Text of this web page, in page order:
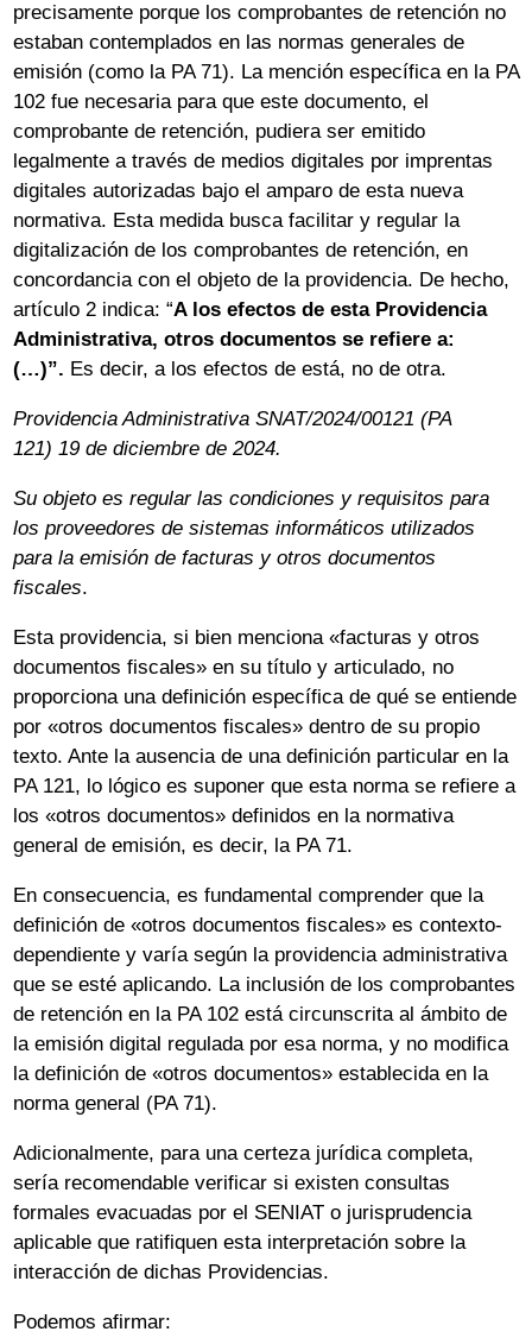
precisamente porque los comprobantes de retención no
estaban contemplados en las normas generales de
emisión (como la PA 71). La mención específica en la PA
102 fue necesaria para que este documento, el
comprobante de retención, pudiera ser emitido
legalmente a través de medios digitales por imprentas
digitales autorizadas bajo el amparo de esta nueva
normativa. Esta medida busca facilitar y regular la
digitalización de los comprobantes de retención, en
concordancia con el objeto de la providencia. De hecho,
artículo 2 indica: “A los efectos de esta Providencia
Administrativa, otros documentos se refiere a:
(…)”. Es decir, a los efectos de está, no de otra.
Providencia Administrativa SNAT/2024/00121 (PA
121) 19 de diciembre de 2024.
Su objeto es regular las condiciones y requisitos para
los proveedores de sistemas informáticos utilizados
para la emisión de facturas y otros documentos
fiscales.
Esta providencia, si bien menciona «facturas y otros
documentos fiscales» en su título y articulado, no
proporciona una definición específica de qué se entiende
por «otros documentos fiscales» dentro de su propio
texto. Ante la ausencia de una definición particular en la
PA 121, lo lógico es suponer que esta norma se refiere a
los «otros documentos» definidos en la normativa
general de emisión, es decir, la PA 71.
En consecuencia, es fundamental comprender que la
definición de «otros documentos fiscales» es contexto-
dependiente y varía según la providencia administrativa
que se esté aplicando. La inclusión de los comprobantes
de retención en la PA 102 está circunscrita al ámbito de
la emisión digital regulada por esa norma, y no modifica
la definición de «otros documentos» establecida en la
norma general (PA 71).
Adicionalmente, para una certeza jurídica completa,
sería recomendable verificar si existen consultas
formales evacuadas por el SENIAT o jurisprudencia
aplicable que ratifiquen esta interpretación sobre la
interacción de dichas Providencias.
Podemos afirmar: